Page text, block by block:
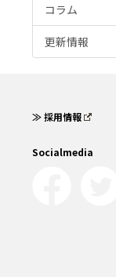
コラム
更新情報
≫ 採用情報
Socialmedia